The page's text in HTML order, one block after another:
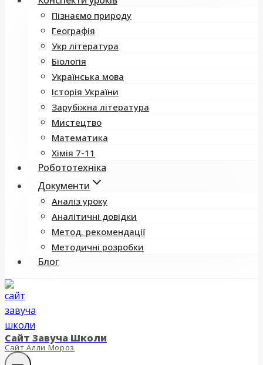
Пізнаємо природу
Географія
Укр література
Біологія
Українська мова
Історія України
Зарубіжна література
Мистецтво
Математика
Хімія 7-11
Робототехніка
Документи
Аналіз уроку
Аналітичні довідки
Метод. рекомендації
Методичні розробки
Блог
Сайт Завуча Школи
Сайт Алли Мороз